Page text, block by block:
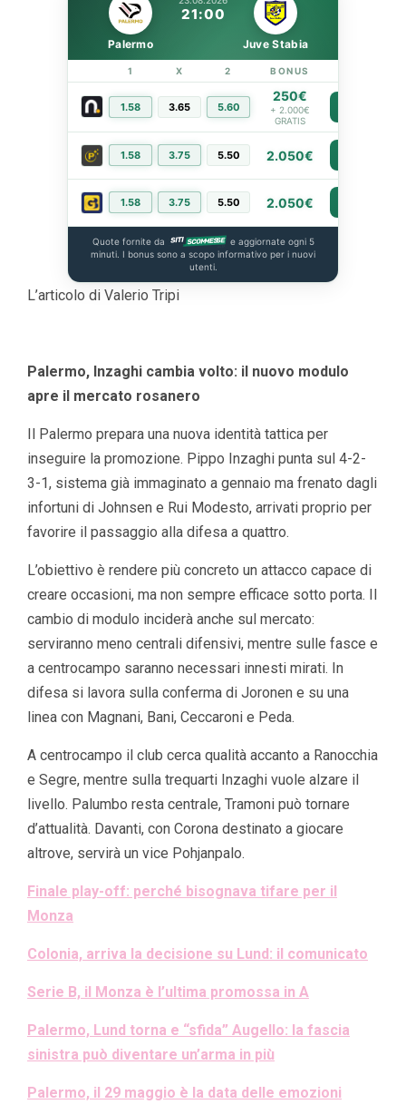
21:00
Palermo Juve Stabia
1 X 2 BONUS
1.58 3.65 5.60
250€
+ 2.000€
GRATIS
1.58 3.75 5.50 2.050€
1.58 3.75 5.50 2.050€
Quote fornite da
e aggiornate ogni 5
minuti. I bonus sono a scopo informativo per i nuovi
utenti.
L’articolo di Valerio Tripi
Palermo, Inzaghi cambia volto: il nuovo modulo
apre il mercato rosanero
Il Palermo prepara una nuova identità tattica per
inseguire la promozione. Pippo Inzaghi punta sul 4-2-
3-1, sistema già immaginato a gennaio ma frenato dagli
infortuni di Johnsen e Rui Modesto, arrivati proprio per
favorire il passaggio alla difesa a quattro.
L’obiettivo è rendere più concreto un attacco capace di
creare occasioni, ma non sempre efficace sotto porta. Il
cambio di modulo inciderà anche sul mercato:
serviranno meno centrali difensivi, mentre sulle fasce e
a centrocampo saranno necessari innesti mirati. In
difesa si lavora sulla conferma di Joronen e su una
linea con Magnani, Bani, Ceccaroni e Peda.
A centrocampo il club cerca qualità accanto a Ranocchia
e Segre, mentre sulla trequarti Inzaghi vuole alzare il
livello. Palumbo resta centrale, Tramoni può tornare
d’attualità. Davanti, con Corona destinato a giocare
altrove, servirà un vice Pohjanpalo.
Finale play-off: perché bisognava tifare per il
Monza
Colonia, arriva la decisione su Lund: il comunicato
Serie B, il Monza è l’ultima promossa in A
Palermo, Lund torna e “sfida” Augello: la fascia
sinistra può diventare un’arma in più
Palermo, il 29 maggio è la data delle emozioni